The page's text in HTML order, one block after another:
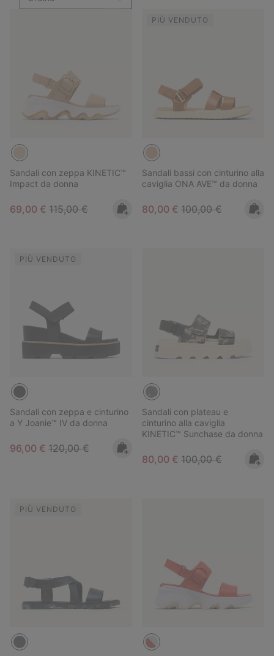
Sandali con zeppa KINETIC™
Impact da donna
Sale price:
69,00 € Regular price:
115,00 €
PIÙ VENDUTO
Sandali bassi con cinturino alla
caviglia ONA AVE™ da donna
Sale price:
80,00 € Regular price:
100,00 €
PIÙ VENDUTO
Sandali con zeppa e cinturino
a Y Joanie™ IV da donna
Sale price:
96,00 € Regular price:
120,00 €
Sandali con plateau e
cinturino alla caviglia
KINETIC™ Sunchase da donna
Sale price:
80,00 € Regular price:
100,00 €
PIÙ VENDUTO